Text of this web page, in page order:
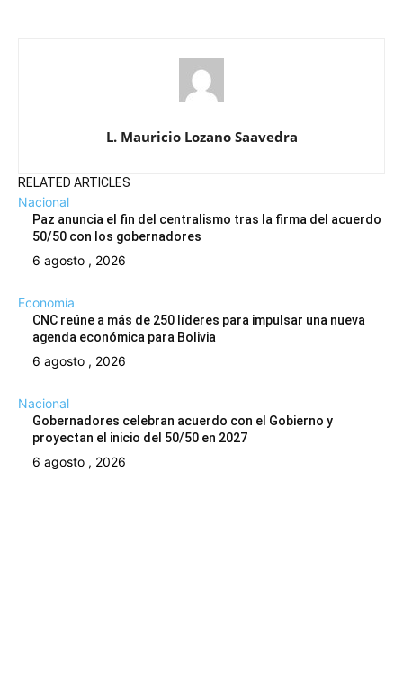
L. Mauricio Lozano Saavedra
RELATED ARTICLES
Nacional
Paz anuncia el fin del centralismo tras la firma del acuerdo
50/50 con los gobernadores
6 agosto , 2026
Economía
CNC reúne a más de 250 líderes para impulsar una nueva
agenda económica para Bolivia
6 agosto , 2026
Nacional
Gobernadores celebran acuerdo con el Gobierno y
proyectan el inicio del 50/50 en 2027
6 agosto , 2026